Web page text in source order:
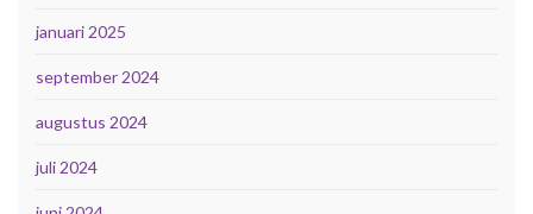
januari 2025
september 2024
augustus 2024
juli 2024